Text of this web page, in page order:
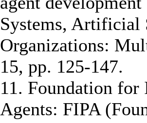
Systems, Artificial
Organizations:
15, pp. 125-147.
11. Foundation
Agents: FIPA